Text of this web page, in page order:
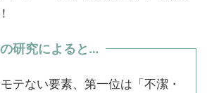
研究によると…
テない要素、第一位は「不潔・